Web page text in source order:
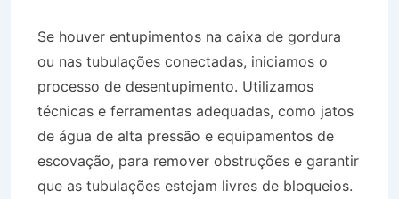
Se houver entupimentos na caixa de gordura
ou nas tubulações conectadas, iniciamos o
processo de desentupimento. Utilizamos
técnicas e ferramentas adequadas, como jatos
de água de alta pressão e equipamentos de
escovação, para remover obstruções e garantir
que as tubulações estejam livres de bloqueios.